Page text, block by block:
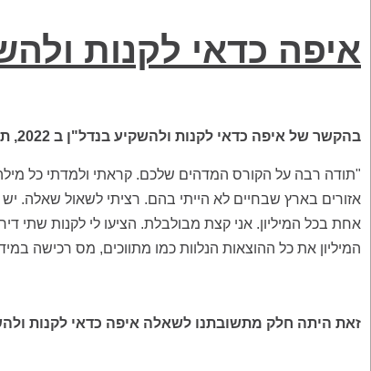
איפה כדאי לקנות
בהקשר של איפה כדאי לקנות ולהשקיע בנדל"ן ב 2022, תלמידה שלנו בשם יפית כתבה לנו כך:
"תודה רבה על הקורס המדהים שלכם. קראתי ולמדתי כל
אזורים בארץ שבחיים לא הייתי בהם. רציתי לשאול שאלה. יש
אחת בכל המיליון. אני קצת מבולבלת. הציעו לי לקנות שתי
המיליון את כל ההוצאות הנלוות כמו מתווכים, מס רכישה
זאת היתה חלק מתשובתנו לשאלה איפה כדאי לקנות